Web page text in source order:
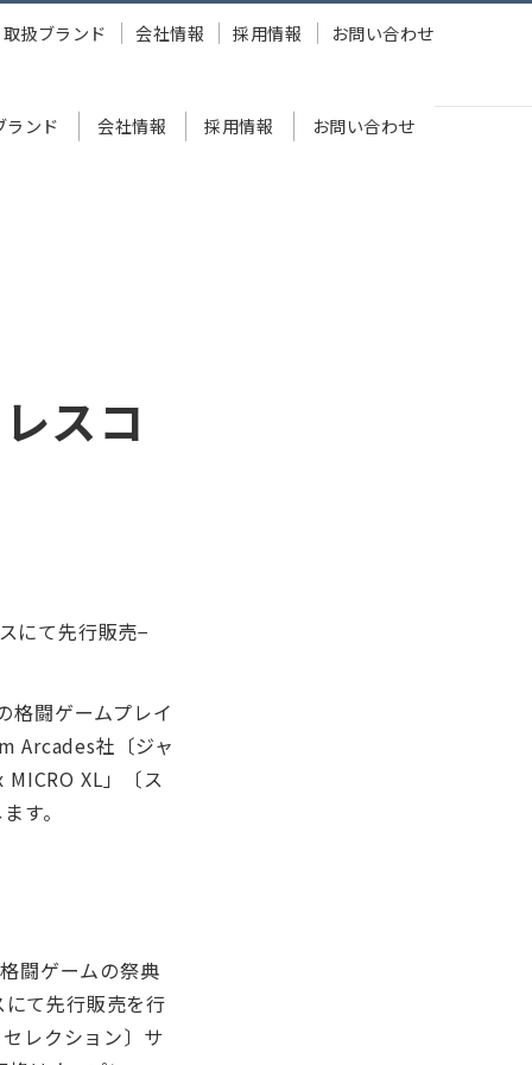
ランド 会社情報 採用情報 お問い合わせ
取扱ブランド 会社情報 採用情報 お問い合わせ
ントローラーを発売
スコ
にて先行販売−
格闘ゲームプレイ
Arcades社〔ジャ
XL」〔ス
す。
闘ゲームの祭典
て先行販売を行
レクション〕サ